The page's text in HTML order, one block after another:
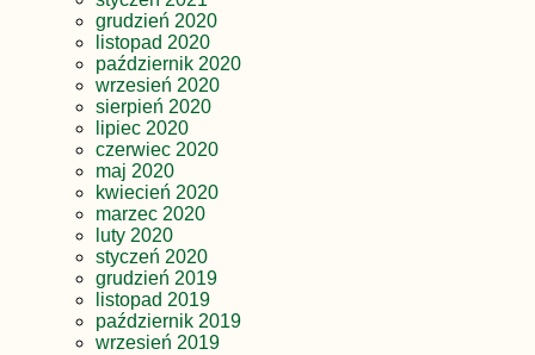
grudzień 2020
listopad 2020
październik 2020
wrzesień 2020
sierpień 2020
lipiec 2020
czerwiec 2020
maj 2020
kwiecień 2020
marzec 2020
luty 2020
styczeń 2020
grudzień 2019
listopad 2019
październik 2019
wrzesień 2019